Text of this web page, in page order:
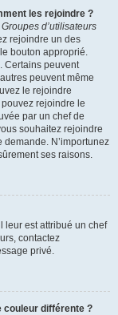
les rejoindre ?
Groupes d’utilisateurs
rejoindre un des
bouton approprié.
Certains peuvent
peuvent même
le rejoindre
rejoindre le
par un chef de
souhaitez rejoindre
demande. N’importunez
ses raisons.
leur est attribué un chef
contactez
privé.
couleur différente ?